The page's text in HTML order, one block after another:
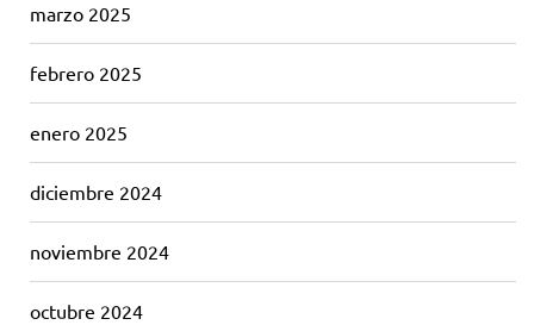
marzo 2025
febrero 2025
enero 2025
diciembre 2024
noviembre 2024
octubre 2024